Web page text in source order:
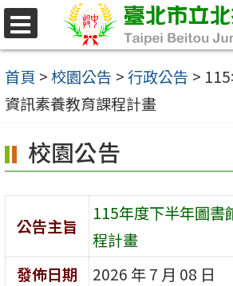
跳
至
主
要
容
區
首頁 >校園公告 >行政公告 >
資訊素養教育課程計畫
校園公告
公告主旨
115年度下半年圖書
程計畫
發佈日期
2026 年 7 月 08 日
選
單